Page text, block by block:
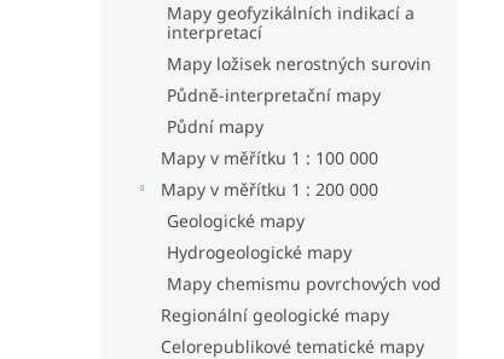
Mapy geofyzikálních indikací a
interpretací
Mapy ložisek nerostných surovin
Půdně-interpretační mapy
Půdní mapy
Mapy v měřítku 1 : 100 000
Mapy v měřítku 1 : 200 000
Geologické mapy
Hydrogeologické mapy
Mapy chemismu povrchových vod
Regionální geologické mapy
Celorepublikové tematické mapy